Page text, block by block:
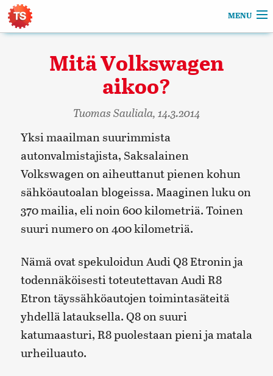
MENU
Artikkelit
Mitä Volkswagen
aikoo?
Tuomas Sauliala,14.3.2014
Yksi maailman suurimmista
autonvalmistajista, Saksalainen
Volkswagen on aiheuttanut pienen kohun
sähköautoalan blogeissa. Maaginen luku on
370 mailia, eli noin 600 kilometriä. Toinen
suuri numero on 400 kilometriä.
Nämä ovat spekuloidun Audi Q8 Etronin ja
todennäköisesti toteutettavan Audi R8
Etron täyssähköautojen toimintasäteitä
yhdellä latauksella. Q8 on suuri
katumaasturi, R8 puolestaan pieni ja matala
urheiluauto.